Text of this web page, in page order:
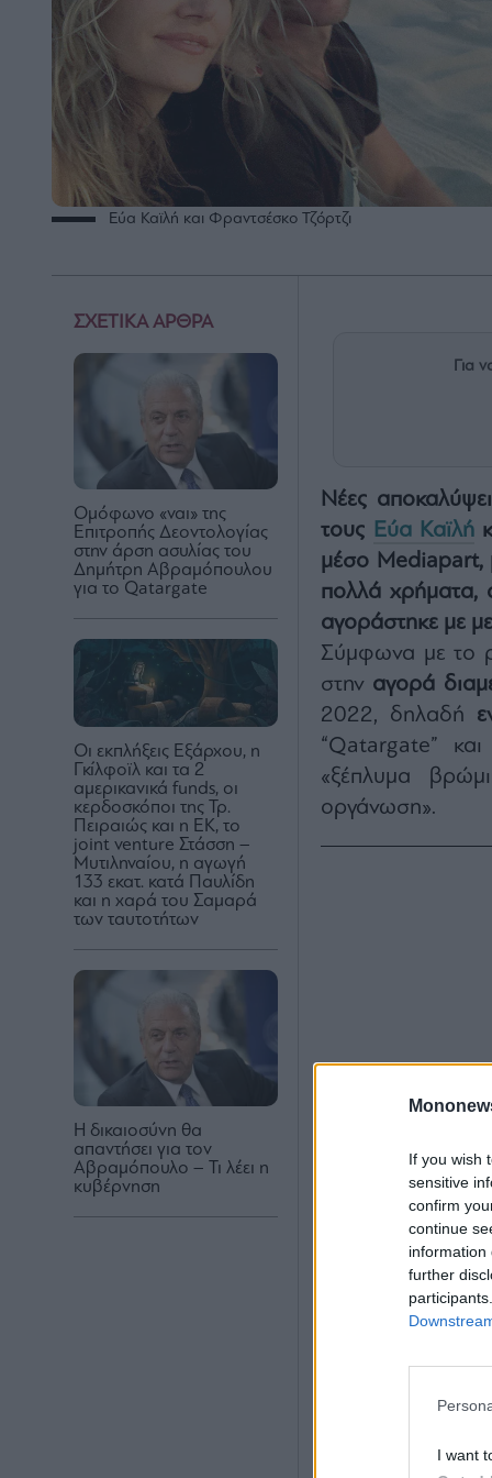
If you wish
sensitive
confirm
continue
information
further
I want
Εύα Καϊλή και Φραντσέσκο Τζόρτζι
ΣΧΕΤΙΚΑ ΑΡΘΡΑ
Ομόφωνο «ναι» της
Επιτροπής Δεοντολογίας
στην άρση ασυλίας του
Δημήτρη Αβραμόπουλου
για το Qatargate
Οι εκπλήξεις Εξάρχου, η
Γκίλφοϊλ και τα 2
αμερικανικά funds, οι
κερδοσκόποι της Τρ.
Πειραιώς και η ΕΚ, το
joint venture Στάσση –
Μυτιληναίου, η αγωγή
133 εκατ. κατά Παυλίδη
και η χαρά του Σαμαρά
των ταυτοτήτων
Η δικαιοσύνη θα
απαντήσει για τον
Αβραμόπουλο – Τι λέει η
κυβέρνηση
Για
Νέες
τους Εύα Καϊλή
μέσο Mediapart,
πολλά χρήματα,
αγοράστηκε με
Σύμφωνα με το
στην αγορά
2022, δηλαδή
“Qatargate”
«ξέπλυμα
οργάνωση».